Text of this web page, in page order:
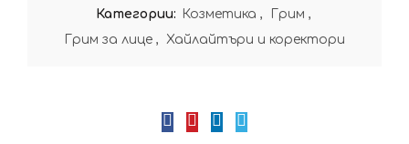
Категории: Козметика , Грим ,
Грим за лице , Хайлайтъри и коректори